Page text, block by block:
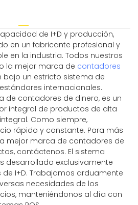
de I+D y producción,
en un fabricante profesional y
en la industria. Todos nuestros
la mejor marca de contadores
bajo un estricto sistema de
internacionales.
de contadores de dinero, es un
integral de productos de alta
Como siempre,
rápido y constante. Para más
mejor marca de contadores de
contáctenos. El sistema
desarrollado exclusivamente
I+D. Trabajamos arduamente
necesidades de los
manteniéndonos al día con